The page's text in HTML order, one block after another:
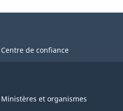
Centre de confiance
Ministères et organismes